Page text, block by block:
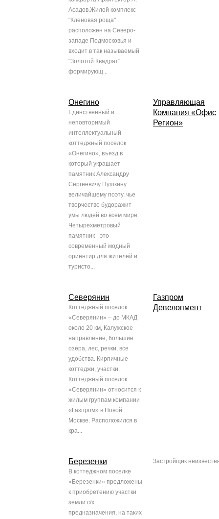
Асадов.Жилой комплекс
"Кленовая роща"
расположен на Северо-
западе Подмосковья и
входит в так называемый
"Золотой Квадрат"
формирующ...
Онегино
Единственный и
неповторимый
интеллектуальный
коттеджный поселок
«Онегино», въезд в
который украшает
памятник Александру
Сергеевичу Пушкину
величайшему поэту, чье
творчество будоражит
умы людей во всем мире.
Четырехметровый
памятник - это
современный модный
ориентир для жителей и
туристо...
Управляющая
Компания «Офис
Регион»
Северянин
Коттеджный поселок
«Северянин» – до МКАД
около 20 км, Калужское
направление, большие
озера, лес, речки, все
удобства. Кирпичные
коттеджи, участки.
Коттеджный поселок
«Северянин» относится к
жилым группам компании
«Газпром» в Новой
Москве. Расположился в
кра...
Газпром
Девелопмент
Березенки
В коттеджном поселке
«Березенки» предложены
к приобретению участки
земли с/х
предназначения, на таких
Застройщик